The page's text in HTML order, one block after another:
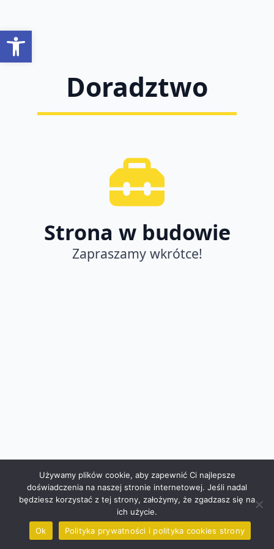
Open toolbar
Doradztwo
Strona w budowie
Zapraszamy wkrótce!
Używamy plików cookie, aby zapewnić Ci najlepsze
doświadczenia na naszej stronie internetowej. Jeśli nadal
będziesz korzystać z tej strony, założymy, że zgadzasz się na
ich użycie.
Ok
Polityka prywatności i polityka cookies strony